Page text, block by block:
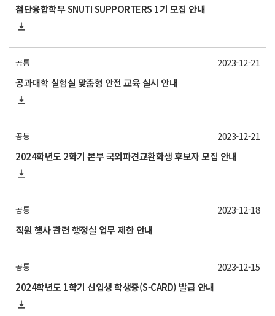
첨단융합학부 SNUTI SUPPORTERS 1기 모집 안내
공통
공과대학 실험실 맞춤형 안전 교육 실시 안내
2023-12-21
공통
2024학년도 2학기 본부 국외파견교환학생 후보자 모집 안내
2023-12-21
공통
직원 행사 관련 행정실 업무 제한 안내
2023-12-18
공통
2024학년도 1학기 신입생 학생증(S-CARD) 발급 안내
2023-12-15